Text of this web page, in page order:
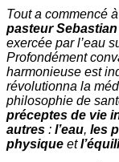
Tout a commencé
pasteur
exercée par l’eau
Profondément
harmonieuse est
révolutionna la
philosophie de
préceptes de vie
autres : l’eau, les
physique et